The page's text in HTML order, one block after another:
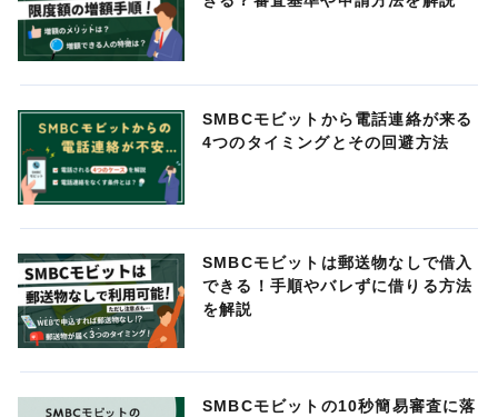
SMBCモビットから電話連絡が来る
4つのタイミングとその回避方法
SMBCモビットは郵送物なしで借入
できる！手順やバレずに借りる方法
を解説
SMBCモビットの10秒簡易審査に落